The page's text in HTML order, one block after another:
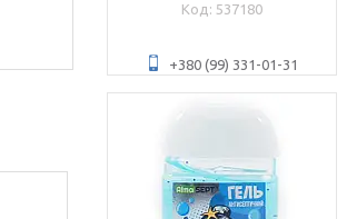
537180
+380 (99) 331-01-31